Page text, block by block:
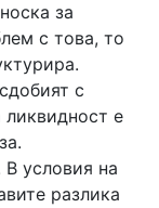
за
с това, то
с
ликвидност е
условия на
разлика